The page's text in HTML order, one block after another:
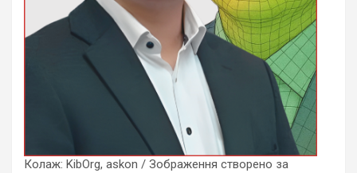
Колаж: KibOrg, askon / Зображення створено за